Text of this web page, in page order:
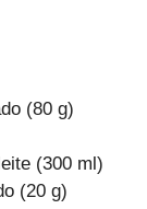
(80 g)
(300 ml)
(20 g)